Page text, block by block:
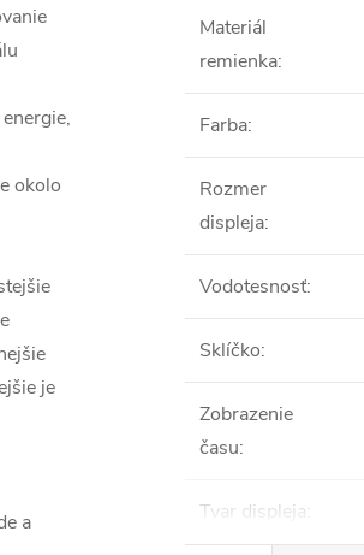
okolo
je
a
Materiál
remienka:
Farba:
Rozmer
displeja:
Vodotesnosť:
Sklíčko:
Zobrazenie
času:
Tvar displeja: